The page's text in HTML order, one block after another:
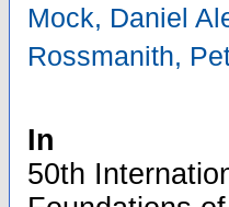
Mock, Daniel
Rossmanith,
In
50th